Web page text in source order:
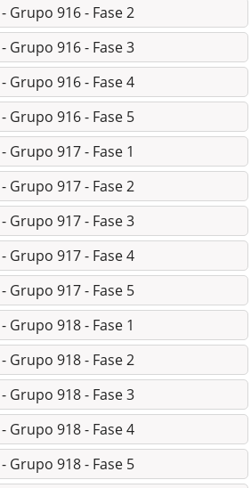
Grupo 916 - Fase 2
Grupo 916 - Fase 3
Grupo 916 - Fase 4
Grupo 916 - Fase 5
Grupo 917 - Fase 1
Grupo 917 - Fase 2
Grupo 917 - Fase 3
Grupo 917 - Fase 4
Grupo 917 - Fase 5
Grupo 918 - Fase 1
Grupo 918 - Fase 2
Grupo 918 - Fase 3
Grupo 918 - Fase 4
Grupo 918 - Fase 5